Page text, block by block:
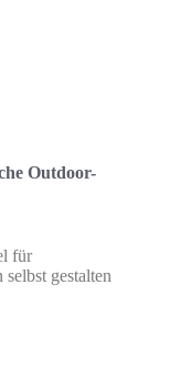
Outdoor-
für
gestalten